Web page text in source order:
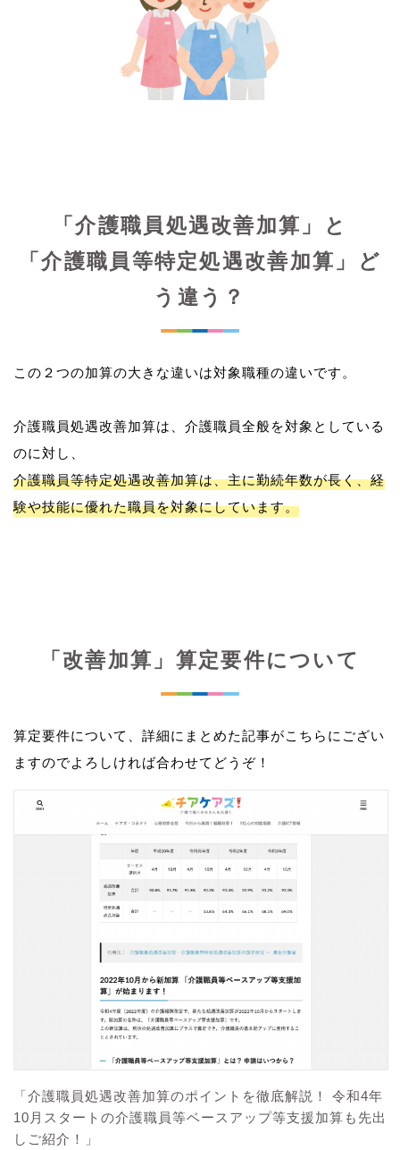
「介護職員処遇改善加算」と
「介護職員等特定処遇改善加算」ど
う違う？
この２つの加算の大きな違いは対象職種の違いです。
介護職員処遇改善加算は、介護職員全般を対象としている
介護職員等特定処遇改善加算は、主に勤続年数が長く、経
験や技能に優れた職員を対象にしています。
「改善加算」算定要件について
算定要件について、詳細にまとめた記事がこちらにござい
ますのでよろしければ合わせてどうぞ！
「介護職員処遇改善加算のポイントを徹底解説！ 令和4年
10月スタートの介護職員等ベースアップ等支援加算も先出
しご紹介！」